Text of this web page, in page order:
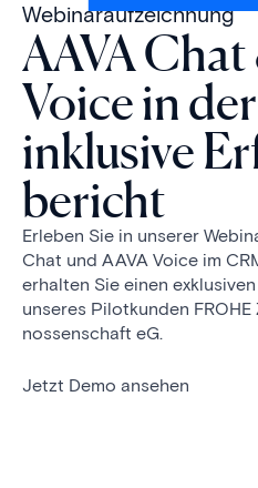
Webinar­auf­zeich­nung
AAVA Chat
Voice in
inklusive
bericht
Er­leben Sie in unserer
Chat und AAVA Voice im
er­halten Sie einen
unseres Pilot­kunden
nossen­schaft eG.
Jetzt Demo ansehen